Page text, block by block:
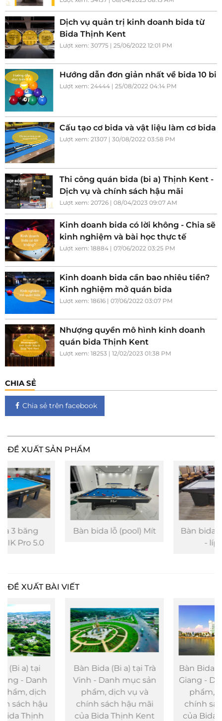
Dịch vụ quản trị kinh doanh bida từ
Bida Thịnh Kent
Lượt xem: 30775 | 25/06/2022 12:01 PM
Hướng dẫn đơn giản nhất về bida 10 bi
Lượt xem: 24444 | 25/08/2022 04:14 PM
Cấu tạo cơ bida và vật liệu làm cơ bida
Lượt xem: 21307 | 30/08/2022 03:58 PM
Thi công quán bida (bi a) Thịnh Kent -
Dịch vụ và chính sách hậu mãi
Lượt xem: 20726 | 08/04/2023 09:07 AM
Kinh doanh bida có lời không - Chia sẽ
kinh nghiệm và bài học thực tế
Lượt xem: 18884 | 07/06/2022 03:25 PM
Kinh doanh bida cần bao nhiêu tiền?
Kinh nghiệm mở quán bida
Lượt xem: 18616 | 07/06/2022 03:07 PM
Nhượng quyền mô hình kinh doanh
quán bida Thịnh Kent
Lượt xem: 18253 | 12/02/2023 01:38 PM
CHIA SẺ
Chia sẻ trên facebook
ĐỀ XUẤT SẢN PHẨM
Bàn bida lỗ (pool) Mít
Bàn bida phăng (libre
ĐỀ XUẤT BÀI VIẾT
Bàn Bida (Bi a) tại Trà
Vinh - Danh mục sản
phẩm, dịch vụ và
chính sách hậu mãi
của Bida Thịnh Kent
Bàn Bida (Bi a) tại Tiền
Giang - Danh mục sản
phẩm, dịch vụ và
chính sách hậu mãi
của Bida Thịnh Kent